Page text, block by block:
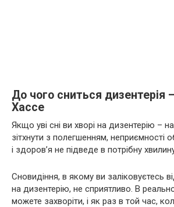
До чого сниться дизентерія
Хассе
Якщо уві сні ви хворі на дизентерію –
зітхнути з полегшенням, неприємності
і здоров’я не підведе в потрібну
Сновидіння, в якому ви заліковуєтесь
на дизентерію, не сприятливо. В
можете захворіти, і як раз в той час,